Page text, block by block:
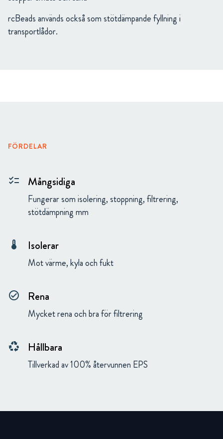
rcBeads används också som stötdämpande fyllning i
transportlådor.
FÖRDELAR
checklist Mångsidiga
Fungerar som isolering, stoppning, filtrering,
stötdämpning mm
thermostat Isolerar
Mot värme, kyla och fukt
check_circle Rena
Mycket rena och bra för filtrering
recycling Hållbara
Tillverkad av 100% återvunnen EPS